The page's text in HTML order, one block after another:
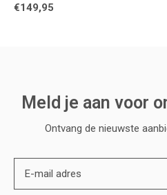
€149,95
Meld je aan voor
Ontvang de nieuwste